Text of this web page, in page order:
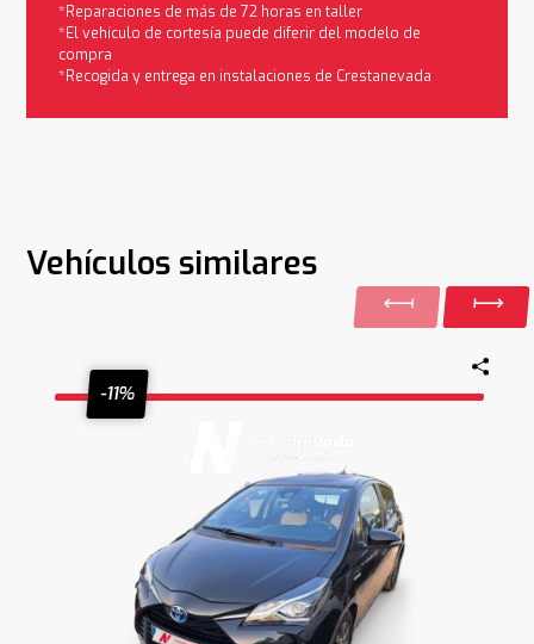
*Reparaciones de más de 72 horas en taller
*El vehículo de cortesía puede diferir del modelo de
compra
*Recogida y entrega en instalaciones de Crestanevada
Vehículos similares
-11%